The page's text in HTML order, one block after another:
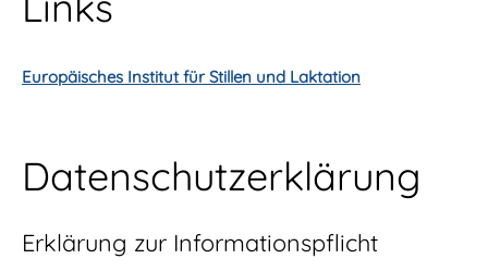
Europäisches Institut für Stillen und Laktation
Datenschutzerklärung
Erklärung zur Informationspflicht